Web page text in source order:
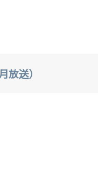
放送）